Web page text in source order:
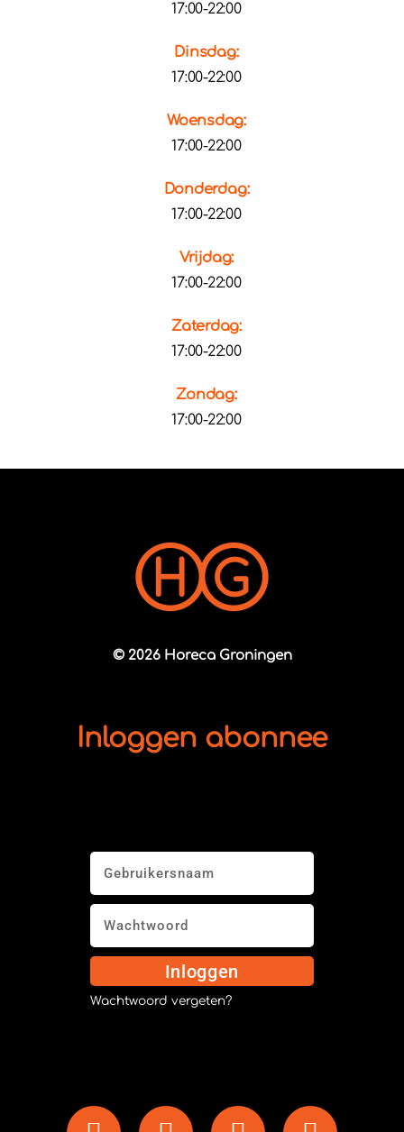
17:00-22:00
Dinsdag:
17:00-22:00
Woensdag:
17:00-22:00
Donderdag:
17:00-22:00
Vrijdag:
17:00-22:00
Zaterdag:
17:00-22:00
Zondag:
17:00-22:00
© 2026 Horeca Groningen
Inloggen abonnee
Inloggen
Wachtwoord vergeten?